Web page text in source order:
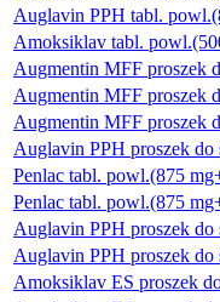
Auglavin PPH tabl.
Amoksiklav tabl.
Augmentin MFF proszek
Augmentin MFF proszek
Augmentin MFF proszek
Auglavin PPH proszek do
Penlac tabl. powl.(875
Penlac tabl. powl.(875
Auglavin PPH proszek do
Auglavin PPH proszek do
Amoksiklav ES proszek